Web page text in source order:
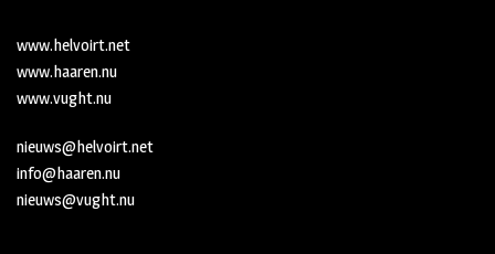
www.helvoirt.net
www.haaren.nu
www.vught.nu
nieuws@helvoirt.net
info@haaren.nu
nieuws@vught.nu